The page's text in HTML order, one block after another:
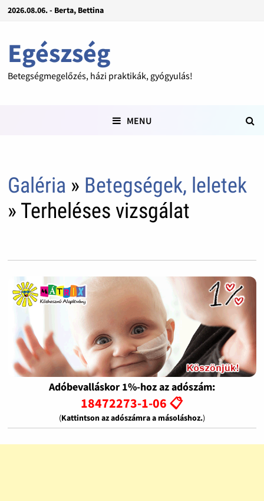
2026.08.06. - Berta, Bettina
Egészség
Betegségmegelőzés, házi praktikák, gyógyulás!
MENU
Galéria » Betegségek, leletek
» Terheléses vizsgálat
Adóbevalláskor 1%-hoz az adószám:
18472273-1-06 📋
(Kattintson az adószámra a másoláshoz.)